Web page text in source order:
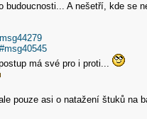
budoucnosti... A nešetří, kde se
má své pro i proti...
pouze asi o natažení štuků na